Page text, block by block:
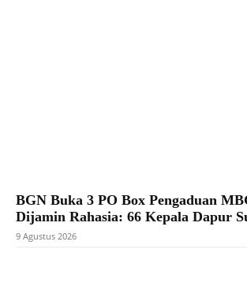
BGN Buka 3 PO Box Pengaduan
Dijamin Rahasia: 66 Kepala Dapur
9 Agustus 2026